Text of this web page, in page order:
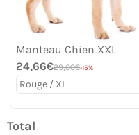
Manteau Chien XXL
24,66€29,00€-15%
Total